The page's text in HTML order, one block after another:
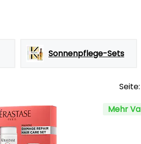
Sonnenpflege-Sets
Seite:
Mehr